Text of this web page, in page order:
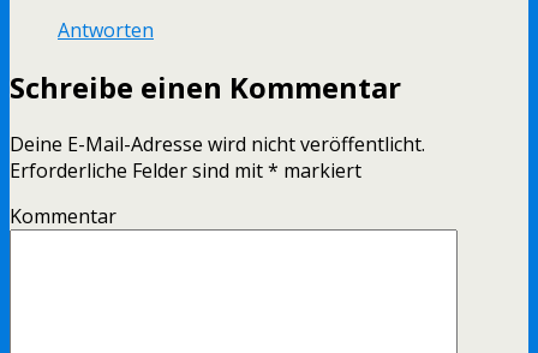
Antworten
Schreibe einen Kommentar
Deine E-Mail-Adresse wird nicht veröffentlicht.
Erforderliche Felder sind mit* markiert
Kommentar